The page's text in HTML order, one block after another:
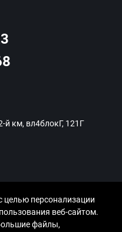
й км, вл4блокГ, 121Г
целью персонализации
веб-сайтом.
файлы,